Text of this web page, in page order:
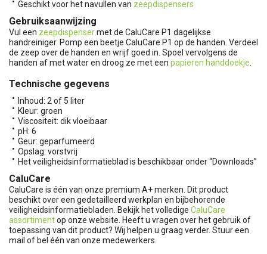
Geschikt voor het navullen van zeepdispensers
Gebruiksaanwijzing
Vul een zeepdispensermet de CaluCare P1 dagelijkse
handreiniger. Pomp een beetje CaluCare P1 op de handen. Verdeel
de zeep over de handen en wrijf goed in. Spoel vervolgens de
handen af met water en droog ze met een papieren handdoekje
Technische gegevens
Inhoud: 2 of 5 liter
Kleur: groen
Viscositeit: dik vloeibaar
pH: 6
Geur: geparfumeerd
Opslag: vorstvrij
Het veiligheidsinformatieblad is beschikbaar onder “Downloads”
CaluCare
CaluCare is één van onze premium A+ merken. Dit product
beschikt over een gedetailleerd werkplan en bijbehorende
veiligheidsinformatiebladen. Bekijk het volledige CaluCare
assortimentop onze website. Heeft u vragen over het gebruik of
toepassing van dit product? Wij helpen u graag verder. Stuur een
mail of bel één van onze medewerkers.